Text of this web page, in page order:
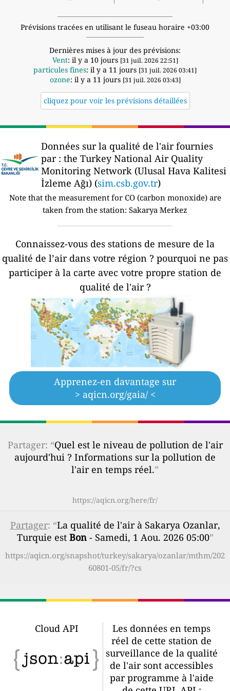
Prévisions tracées en utilisant le fuseau horaire +03:00
Dernières mises à jour des prévisions:
Vent: il y a 10 jours [31 juil. 2026 22:51]
particules fines: il y a 11 jours [31 juil. 2026 03:41]
ozone: il y a 11 jours [31 juil. 2026 03:43]
cliquez pour voir les prévisions détaillées
Données sur la qualité de l'air fournies
par : the Turkey National Air Quality
Monitoring Network (Ulusal Hava Kalitesi
İzleme Ağı) (sim.csb.gov.tr)
Note that the measurement for CO (carbon monoxide) are
taken from the station: Sakarya Merkez
Connaissez-vous des stations de mesure de la
qualité de l’air dans votre région ? pourquoi ne pas
participer à la carte avec votre propre station de
qualité de l'air ?
Apprenez-en davantage sur
> aqicn.org/gaia/ <
Partager: “Quel est le niveau de pollution de l'air
aujourd'hui ? Informations sur la pollution de
l'air en temps réel.”
https://aqicn.org/here/fr/
Partager: “La qualité de l'air à Sakarya Ozanlar,
Turquie est Bon- Samedi, 1 Aou. 2026 05:00”
https://aqicn.org/snapshot/turkey/sakarya/ozanlar/mthm/202
60801-05/fr/?cs
Cloud API
Les données en temps
réel de cette station de
surveillance de la qualité
de l'air sont accessibles
par programme à l'aide